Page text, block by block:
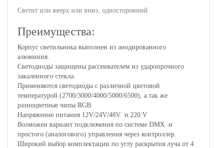
Светит или вверх или вниз, односторонний
Преимущества:
Корпус светильника выполнен из анодированного
алюминия.
Светодиоды защищены рассеивателем из ударопрочного
закаленного стекла.
Применяются светодиоды с различной цветовой
температурой (2700/3000/4000/5000/6500), а так же
разноцветные чипы RGB
Напряжение питания 12V/24V/48V и 220 V
Возможен вариант подключения по системе DMX и
простого (аналогового) управления через контроллер.
Широкий выбор комплектации по углу раскрытия луча от 4